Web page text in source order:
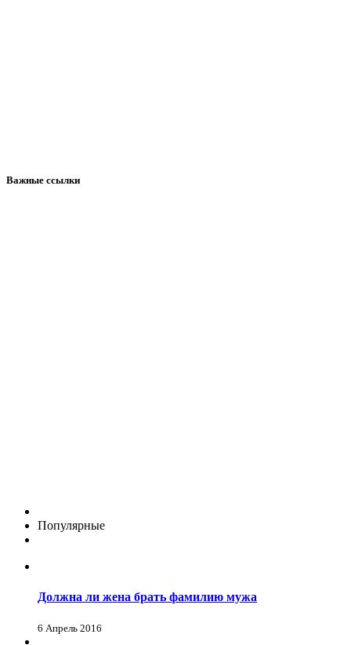
Важные ссылки
Популярные
Должна ли жена брать фамилию мужа
6 Апрель 2016